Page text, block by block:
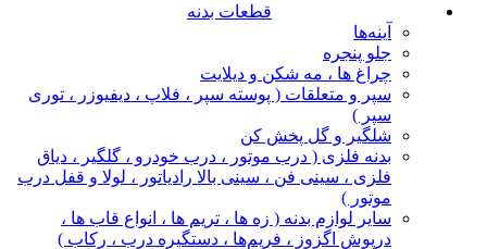
قطعات بدنه
آینه‌ها
جلو پنجره
چراغ‌ ها ، مه‌ شکن و دیلایت
سپر و متعلقات ( پوسته سپر ، فلاپ ، دیفیوزر ، توری
سپر )
شلگیر و گل‌ پخش‌ کن
بدنه فلزی ( درب موتور ، درب خودرو ، گلگیر ، دیاق
فلزی ، سینی فن ، سینی بالا رادیاتور ، لولا و قفل درب
موتور )
سایر لوازم بدنه ( زه ها ، تریم ها ، انواع قاب ها ،
درپوش اگزوز ، فریم‌ها ، دستگیره درب ، رکاب )